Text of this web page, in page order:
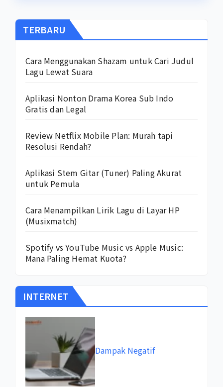
TERBARU
Cara Menggunakan Shazam untuk Cari Judul
Lagu Lewat Suara
Aplikasi Nonton Drama Korea Sub Indo
Gratis dan Legal
Review Netflix Mobile Plan: Murah tapi
Resolusi Rendah?
Aplikasi Stem Gitar (Tuner) Paling Akurat
untuk Pemula
Cara Menampilkan Lirik Lagu di Layar HP
(Musixmatch)
Spotify vs YouTube Music vs Apple Music:
Mana Paling Hemat Kuota?
INTERNET
Dampak Negatif